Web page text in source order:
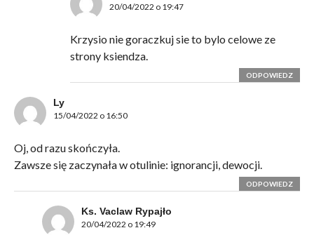
20/04/2022 o 19:47
Krzysio nie goraczkuj sie to bylo celowe ze
strony ksiendza.
ODPOWIEDZ
Ly
15/04/2022 o 16:50
Oj, od razu skończyła.
Zawsze się zaczynała w otulinie: ignorancji, dewocji.
ODPOWIEDZ
Ks. Vaclaw Rypajło
20/04/2022 o 19:49